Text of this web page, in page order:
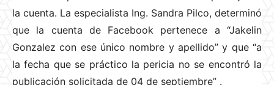
la cuenta. La especialista Ing. Sandra Pilco, determinó
que la cuenta de Facebook pertenece a “Jakelin
Gonzalez con ese único nombre y apellido” y que “a
la fecha que se práctico la pericia no se encontró la
publicación solicitada de 04 de septiembre” .